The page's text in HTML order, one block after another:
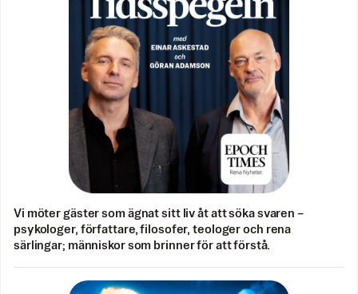
Vi möter gäster som ägnat sitt liv åt att söka svaren –
psykologer, författare, filosofer, teologer och rena
särlingar; människor som brinner för att förstå.